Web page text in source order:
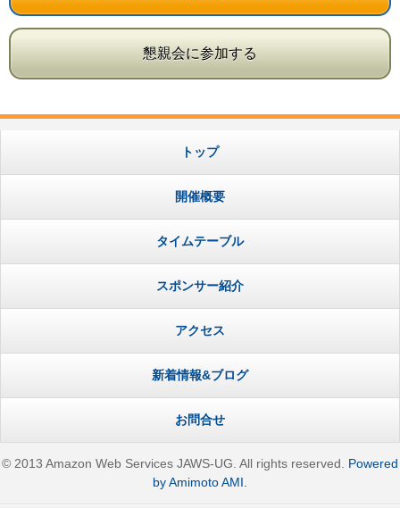
懇親会に参加する
トップ
開催概要
タイムテーブル
スポンサー紹介
アクセス
新着情報&ブログ
お問合せ
© 2013 Amazon Web Services JAWS-UG. All rights reserved. Powered
by Amimoto AMI.